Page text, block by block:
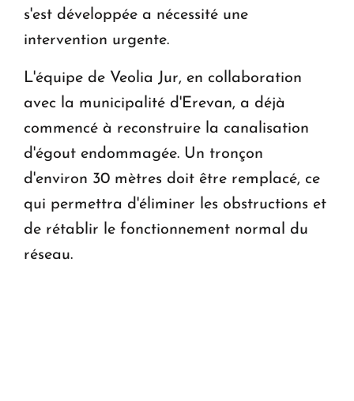
s'est développée a nécessité une
intervention urgente.
L'équipe de Veolia Jur, en collaboration
avec la municipalité d'Erevan, a déjà
commencé à reconstruire la canalisation
d'égout endommagée. Un tronçon
d'environ 30 mètres doit être remplacé, ce
qui permettra d'éliminer les obstructions et
de rétablir le fonctionnement normal du
réseau.